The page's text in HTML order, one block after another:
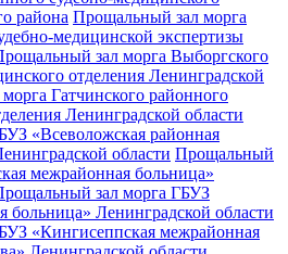
района Прощальный зал морга
медицинской экспертизы
зал морга Выборгского
отделения Ленинградской
Гатчинского районного
Ленинградской области
«Всеволожская районная
области Прощальный
межрайонная больница»
зал морга ГБУЗ
больница» Ленинградской области
«Кингисеппская межрайонная